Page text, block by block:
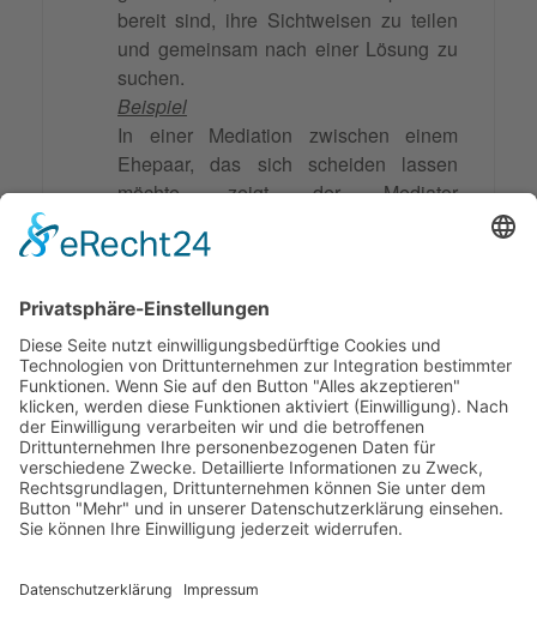
bereit sind, ihre Sichtweisen zu teilen
und gemeinsam nach einer Lösung zu
suchen.
Beispiel
In einer Mediation zwischen einem
Ehepaar, das sich scheiden lassen
möchte, zeigt der Mediator
beide Parteien gleich behandelt und
nimmt. Dadurch fühlen sich beide
Parteien respektiert und sind eher
bereit, gemeinsam eine Lösung zu
finden.
© 2026 Frank Hartung Ihr Mediator bei Konflikten in Familie,